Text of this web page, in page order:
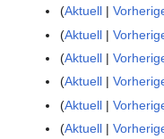
0
2
i
t
n
g
s
z
2
0
2
e
i
t
n
g
s
2
0
2
b
e
i
t
n
g
r
b
e
i
t
e
r
b
e
i
t
e
m
2
0
B
e
r
b
e
i
e
B
e
r
b
e
n
e
B
e
r
b
i
n
e
B
e
8
2
0
K
i
n
e
B
e
4
e
m
Aktuell
K
i
n
e
B
1
4
n
Aktuell
K
n
e
5
Aktuell
K
i
n
Aktuell
K
1
7
Aktuell
K
3
Aktuell